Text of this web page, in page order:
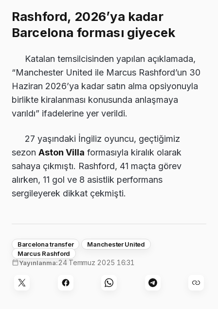
Rashford, 2026’ya kadar
Barcelona forması giyecek
Katalan temsilcisinden yapılan açıklamada,
“Manchester United ile Marcus Rashford’un 30
Haziran 2026’ya kadar satın alma opsiyonuyla
birlikte kiralanması konusunda anlaşmaya
varıldı” ifadelerine yer verildi.
27 yaşındaki İngiliz oyuncu, geçtiğimiz
sezon Aston Villa formasıyla kiralık olarak
sahaya çıkmıştı. Rashford, 41 maçta görev
alırken, 11 gol ve 8 asistlik performans
sergileyerek dikkat çekmişti.
Barcelona transfer
Manchester United
Marcus Rashford
Yayınlanma:24 Temmuz 2025 16:31